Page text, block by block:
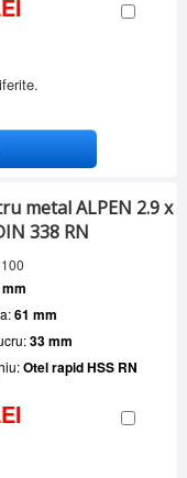
metal ALPEN 2.9 x
338 RN
61 mm
33 mm
Otel rapid HSS RN